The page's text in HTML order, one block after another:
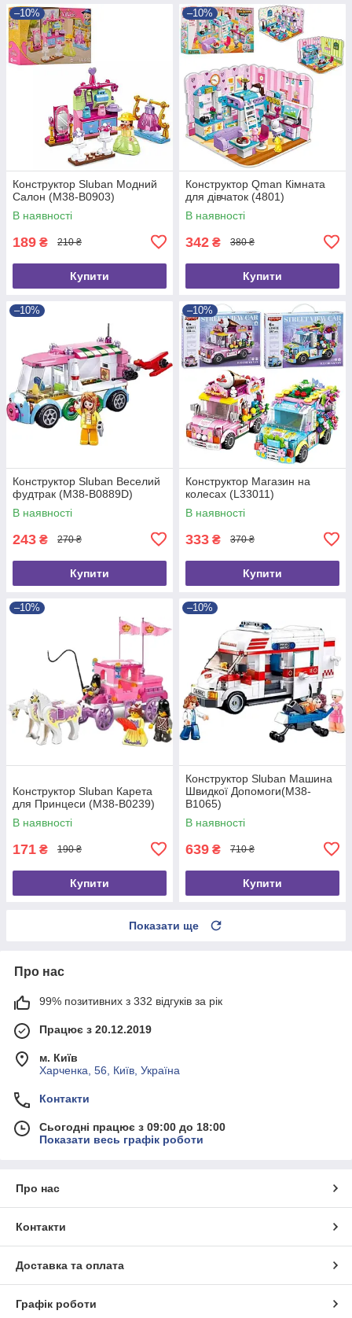
–10%
Конструктор Sluban Модний
Салон (M38-B0903)
В наявності
189 ₴ 210 ₴
Купити
–10%
Конструктор Qman Кімната
для дівчаток (4801)
В наявності
342 ₴ 380 ₴
Купити
–10%
Конструктор Sluban Веселий
фудтрак (M38-B0889D)
В наявності
243 ₴ 270 ₴
Купити
–10%
Конструктор Магазин на
колесах (L33011)
В наявності
333 ₴ 370 ₴
Купити
–10%
Конструктор Sluban Карета
для Принцеси (M38-B0239)
В наявності
171 ₴ 190 ₴
Купити
–10%
Конструктор Sluban Машина
Швидкої Допомоги(M38-
B1065)
В наявності
639 ₴ 710 ₴
Купити
Показати ще
Про нас
99% позитивних з 332 відгуків за рік
Працює з 20.12.2019
м. Київ
Харченка, 56, Київ, Україна
Контакти
Сьогодні працює з 09:00 до 18:00
Показати весь графік роботи
Про нас
Контакти
Доставка та оплата
Графік роботи